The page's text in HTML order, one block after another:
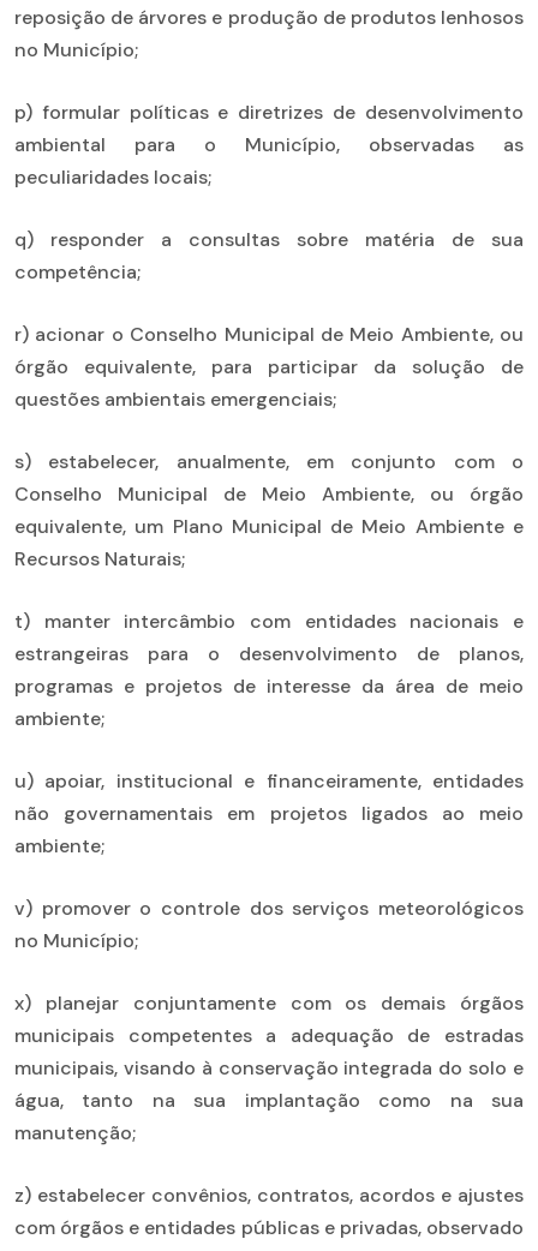
reposição de árvores e produção de produtos lenhosos
no Município;
p) formular políticas e diretrizes de desenvolvimento
ambiental para o Município, observadas as
peculiaridades locais;
q) responder a consultas sobre matéria de sua
competência;
r) acionar o Conselho Municipal de Meio Ambiente, ou
órgão equivalente, para participar da solução de
questões ambientais emergenciais;
s) estabelecer, anualmente, em conjunto com o
Conselho Municipal de Meio Ambiente, ou órgão
equivalente, um Plano Municipal de Meio Ambiente e
Recursos Naturais;
t) manter intercâmbio com entidades nacionais e
estrangeiras para o desenvolvimento de planos,
programas e projetos de interesse da área de meio
ambiente;
u) apoiar, institucional e financeiramente, entidades
não governamentais em projetos ligados ao meio
ambiente;
v) promover o controle dos serviços meteorológicos
no Município;
x) planejar conjuntamente com os demais órgãos
municipais competentes a adequação de estradas
municipais, visando à conservação integrada do solo e
água, tanto na sua implantação como na sua
manutenção;
z) estabelecer convênios, contratos, acordos e ajustes
com órgãos e entidades públicas e privadas, observado